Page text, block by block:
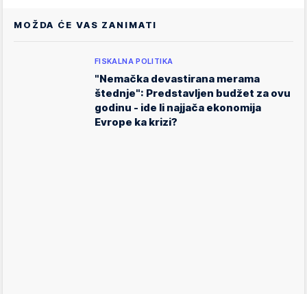
MOŽDA ĆE VAS ZANIMATI
FISKALNA POLITIKA
"Nemačka devastirana merama
štednje": Predstavljen budžet za ovu
godinu - ide li najjača ekonomija
Evrope ka krizi?